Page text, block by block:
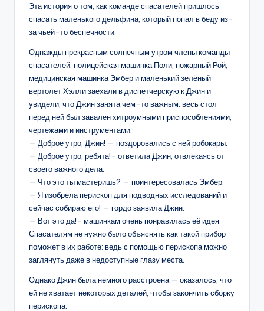
Эта история о том, как команде спасателей пришлось
спасать маленького дельфина, который попал в беду из-
за чьей-то беспечности.
Однажды прекрасным солнечным утром члены команды
спасателей: полицейская машинка Поли, пожарный Рой,
медицинская машинка Эмбер и маленький зелёный
вертолет Хэлли заехали в диспетчерскую к Джин и
увидели, что Джин занята чем-то важным: весь стол
перед ней был завален хитроумными приспособлениями,
чертежами и инструментами.
— Доброе утро, Джин! — поздоровались с ней робокары.
— Доброе утро, ребята!- ответила Джин, отвлекаясь от
своего важного дела.
— Что это ты мастеришь? — поинтересовалась Эмбер.
— Я изобрела перископ для подводных исследований и
сейчас собираю его! — гордо заявила Джин.
— Вот это да!- машинкам очень понравилась её идея.
Спасателям не нужно было объяснять как такой прибор
поможет в их работе: ведь с помощью перископа можно
заглянуть даже в недоступные глазу места.
Однако Джин была немного расстроена — оказалось, что
ей не хватает некоторых деталей, чтобы закончить сборку
перископа.